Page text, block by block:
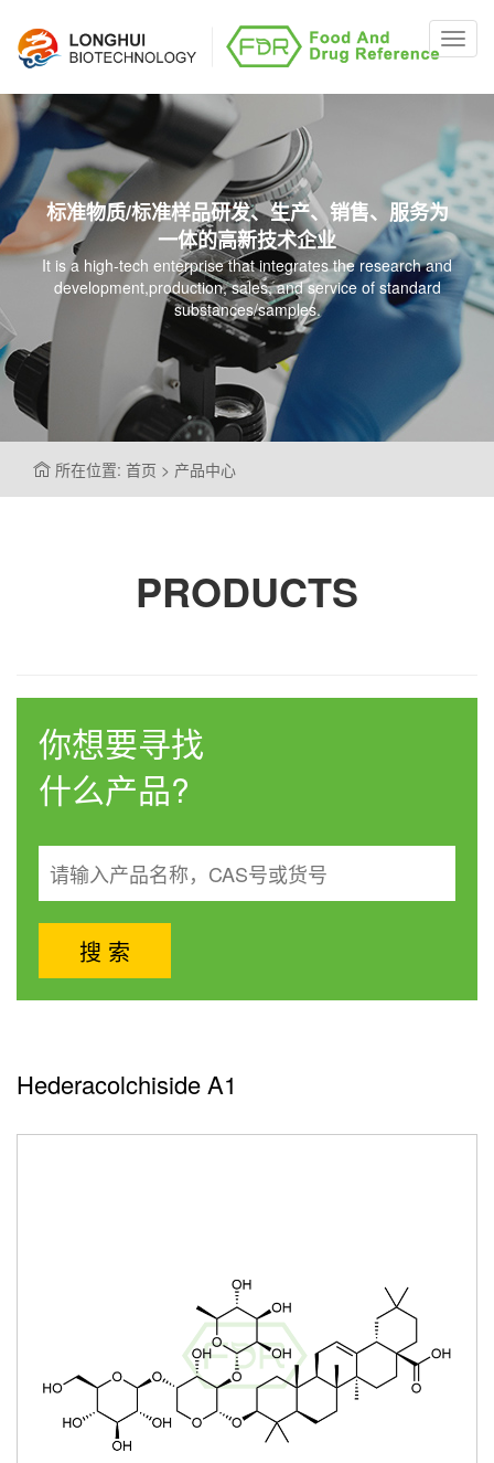
标准物质/标准样品研发、生产、销售、服务为
一体的高新技术企业
It is a high-tech enterprise that integrates the research and
development,production, sales, and service of standard
substances/samples.
所在位置: 首页 > 产品中心
PRODUCTS
你想要寻找
什么产品?
Hederacolchiside A1